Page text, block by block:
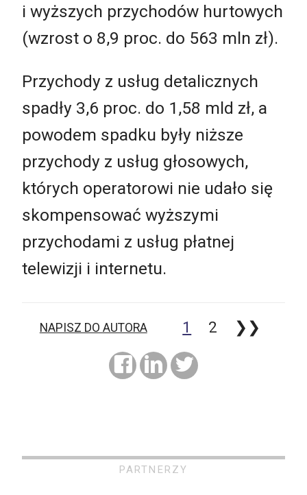
i wyższych przychodów hurtowych
(wzrost o 8,9 proc. do 563 mln zł).
Przychody z usług detalicznych
spadły 3,6 proc. do 1,58 mld zł, a
powodem spadku były niższe
przychody z usług głosowych,
których operatorowi nie udało się
skompensować wyższymi
przychodami z usług płatnej
telewizji i internetu.
NAPISZ DO AUTORA 1 2 ❯❯
PARTNERZY